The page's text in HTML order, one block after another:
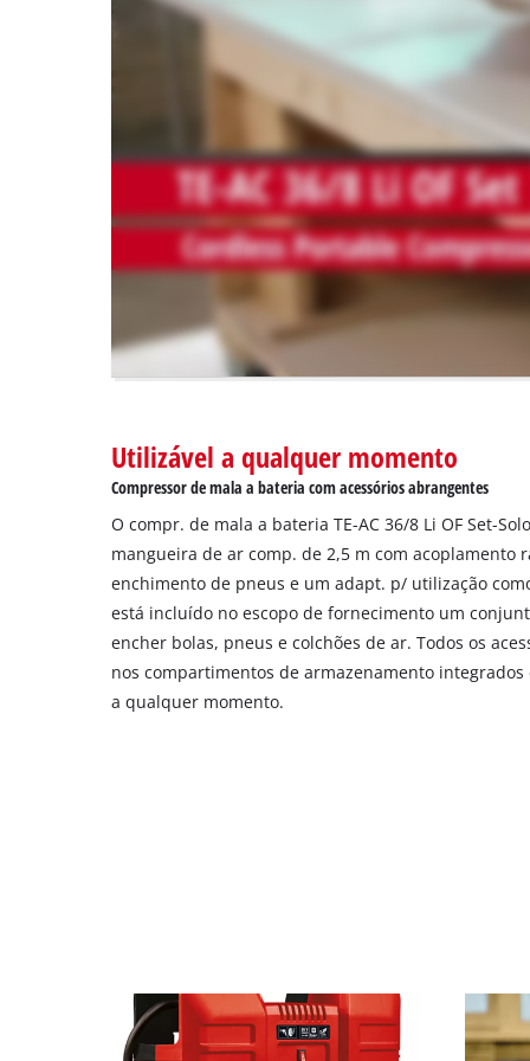
disclosed
the
The
needs
site
with
their
CMP
this
content
to
the
Utilizável a qualquer momento
Compressor de mala a bateria com acessórios abrangentes
O compr. de mala a bateria TE-AC 36/8 Li OF Set-
mangueira de ar comp. de 2,5 m com acoplamento
enchimento de pneus e um adapt. p/ utilização
está incluído no escopo de fornecimento um
encher bolas, pneus e colchões de ar. Todos os
nos compartimentos de armazenamento
a qualquer momento.